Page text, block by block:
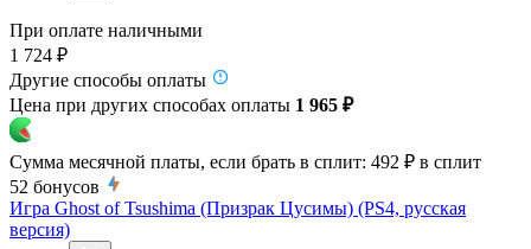
При оплате наличными
1 724 ₽
Другие способы оплаты
Цена при других способах оплаты 1 965 ₽
Сумма месячной платы, если брать в сплит: 492 ₽ в сплит
52 бонусов
Игра Ghost of Tsushima (Призрак Цусимы) (PS4, русская
версия)